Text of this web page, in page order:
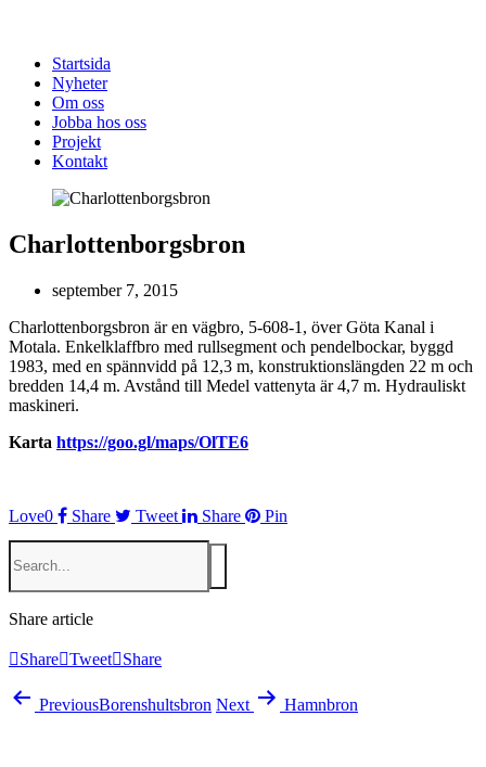
Startsida
Nyheter
Om oss
Jobba hos oss
Projekt
Kontakt
Charlottenborgsbron
september 7, 2015
Charlottenborgsbron är en vägbro, 5-608-1, över Göta Kanal i
Motala. Enkelklaffbro med rullsegment och pendelbockar, byggd
1983, med en spännvidd på 12,3 m, konstruktionslängden 22 m och
bredden 14,4 m. Avstånd till Medel vattenyta är 4,7 m. Hydrauliskt
maskineri.
Karta https://goo.gl/maps/OlTE6
Love0 Share Tweet Share Pin
Share article
Share Tweet Share
PreviousBorenshultsbron Next Hamnbron